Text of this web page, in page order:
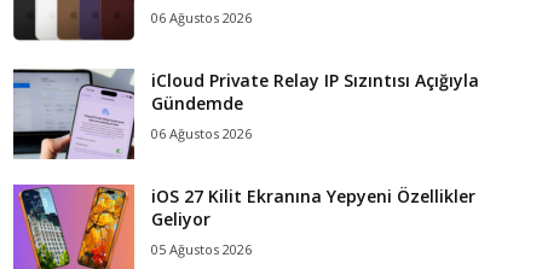
06 Ağustos 2026
iCloud Private Relay IP Sızıntısı Açığıyla
Gündemde
06 Ağustos 2026
iOS 27 Kilit Ekranına Yepyeni Özellikler
Geliyor
05 Ağustos 2026